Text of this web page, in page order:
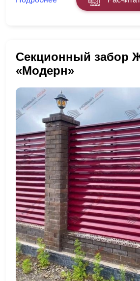
Секционный забор
«Модерн»